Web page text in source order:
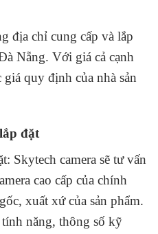
địa chỉ cung cấp và lắp
Nẵng. Với giá cả cạnh
quy định của nhà sản
đặt
Skytech camera sẽ tư vấn
cao cấp của chính
xuất xứ của sản phẩm.
năng, thông số kỹ